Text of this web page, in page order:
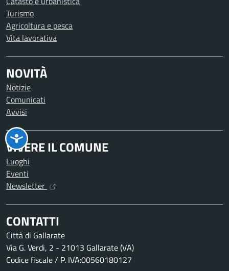
Turismo
Agricoltura e pesca
Vita lavorativa
NOVITÀ
Notizie
Comunicati
Avvisi
VIVERE IL COMUNE
Luoghi
Eventi
Newsletter
CONTATTI
Città di Gallarate
Via G. Verdi, 2 - 21013 Gallarate (VA)
Codice fiscale / P. IVA:00560180127